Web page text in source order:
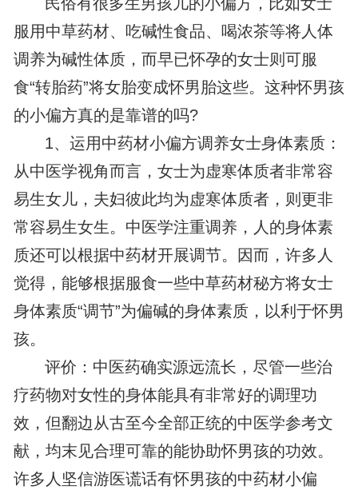
服用中草药材、吃碱性食品、喝浓茶等将人体
调养为碱性体质，而早已怀孕的女士则可服
食“转胎药”将女胎变成怀男胎这些。这种怀男孩
的小偏方真的是靠谱的吗?
1、运用中药材小偏方调养女士身体素质：
从中医学视角而言，女士为虚寒体质者非常容
易生女儿，夫妇彼此均为虚寒体质者，则更非
常容易生女生。中医学注重调养，人的身体素
质还可以根据中药材开展调节。因而，许多人
觉得，能够根据服食一些中草药材秘方将女士
身体素质“调节”为偏碱的身体素质，以利于怀男
孩。
评价：中医药确实源远流长，尽管一些治
疗药物对女性的身体能具有非常好的调理功
效，但翻边从古至今全部正统的中医学参考文
献，均末见合理可靠的能协助怀男孩的功效。
许多人坚信游医谎话有怀男孩的中药材小偏